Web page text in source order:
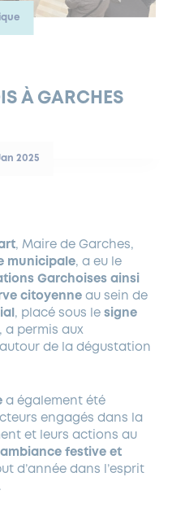
À GARCHES
2025
, Maire de Garches,
municipale, a eu le
Garchoises ainsi
citoyenne au sein de
, placé sous le signe
, a permis aux
de la dégustation
a également été
engagés dans la
et leurs actions au
ambiance festive et
d’année dans l’esprit